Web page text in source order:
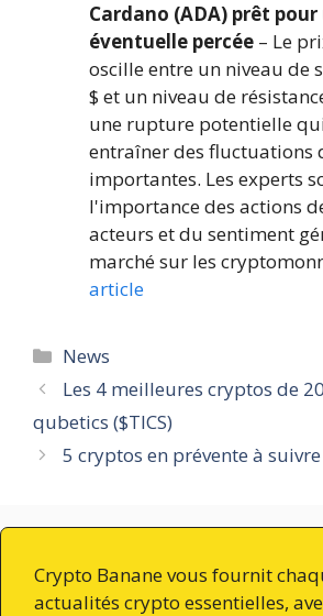
Cardano (ADA) prêt pour
éventuelle percée – Le
oscille entre un niveau de
$ et un niveau de
une rupture potentielle
entraîner des fluctuations
importantes. Les experts
l'importance des actions
acteurs et du sentiment
marché sur les
article
Catégories
News
Les 4 meilleures cryptos de
qubetics ($TICS)
5 cryptos en prévente à
Crypto Banane vous fournit
actualités crypto essentielles,